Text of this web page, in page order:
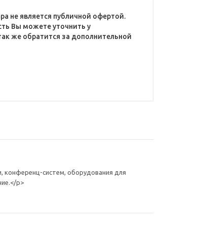
не является публичной офертой.
Вы можете уточнить у
же обратится за дополнительной
конференц-систем, оборудования для
p>